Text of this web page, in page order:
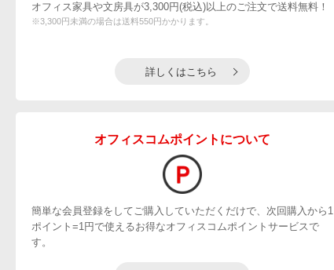
オフィス家具や文房具が3,300円(税込)以上のご注文で送料無料！
※3,300円未満の場合は送料550円かかります。
詳しくはこちら
オフィスコムポイントについて
簡単な会員登録をしてご購入していただくだけで、次回購入から1
ポイント=1円で使えるお得なオフィスコムポイントサービスで
す。